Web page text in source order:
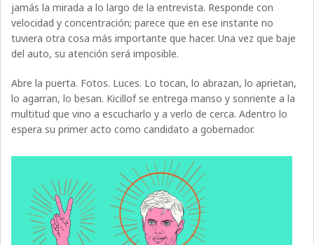
jamás la mirada a lo largo de la entrevista. Responde con
velocidad y concentración; parece que en ese instante no
tuviera otra cosa más importante que hacer. Una vez que baje
del auto, su atención será imposible.
Abre la puerta. Fotos. Luces. Lo tocan, lo abrazan, lo aprietan,
lo agarran, lo besan. Kicillof se entrega manso y sonriente a la
multitud que vino a escucharlo y a verlo de cerca. Adentro lo
espera su primer acto como candidato a gobernador.